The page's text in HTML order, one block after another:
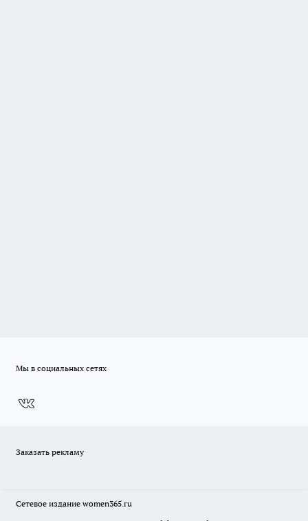
Мы в социальных сетях
Заказать рекламу
Сетевое издание women365.ru